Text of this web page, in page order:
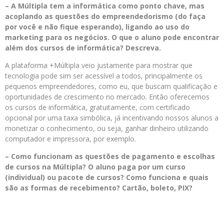
– A Múltipla tem a informática como ponto chave, mas
acoplando as questões do empreendedorismo (do faça
por você e não fique esperando), ligando ao uso do
marketing para os negócios. O que o aluno pode encontrar
além dos cursos de informática? Descreva.
A plataforma +Múltipla veio justamente para mostrar que
tecnologia pode sim ser acessível a todos, principalmente os
pequenos empreendedores, como eu, que buscam qualificação e
oportunidades de crescimento no mercado. Então oferecemos
os cursos de informática, gratuitamente, com certificado
opcional por uma taxa simbólica, já incentivando nossos alunos a
monetizar o conhecimento, ou seja, ganhar dinheiro utilizando
computador e impressora, por exemplo.
– Como funcionam as questões de pagamento e escolhas
de cursos na Múltipla? O aluno paga por um curso
(individual) ou pacote de cursos? Como funciona e quais
são as formas de recebimento? Cartão, boleto, PIX?